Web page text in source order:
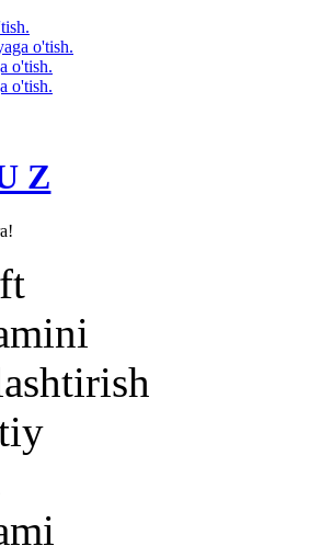
o'tish.
o'tish.
o'tish.
Z